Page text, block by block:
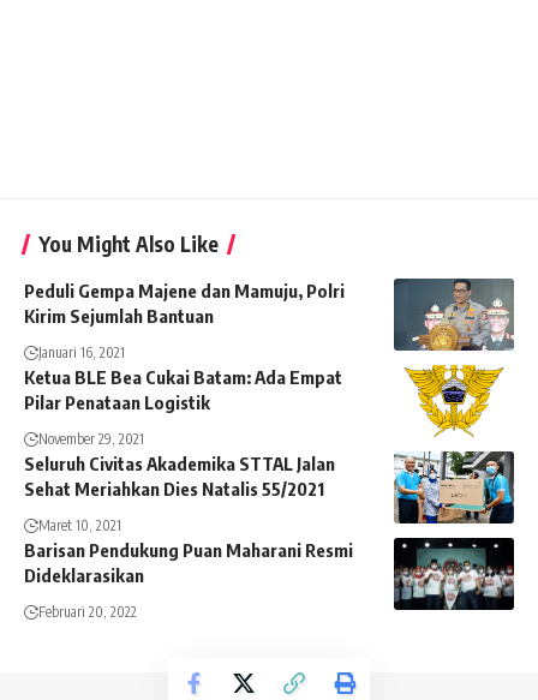
You Might Also Like
Peduli Gempa Majene dan Mamuju, Polri
Kirim Sejumlah Bantuan
Januari 16, 2021
Ketua BLE Bea Cukai Batam: Ada Empat
Pilar Penataan Logistik
November 29, 2021
Seluruh Civitas Akademika STTAL Jalan
Sehat Meriahkan Dies Natalis 55/2021
Maret 10, 2021
Barisan Pendukung Puan Maharani Resmi
Dideklarasikan
Februari 20, 2022